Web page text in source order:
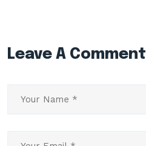
Leave A Comment